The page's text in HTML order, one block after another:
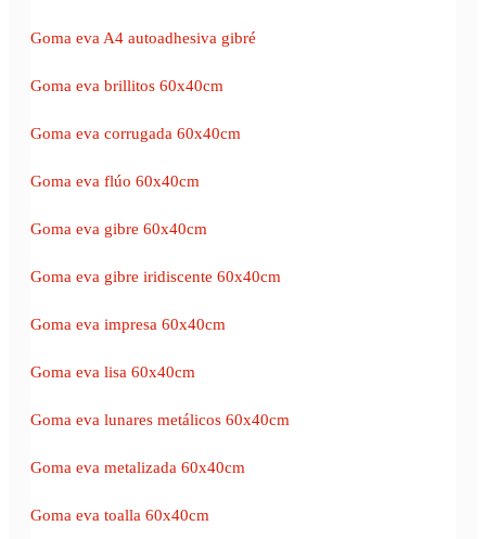
Goma eva A4 autoadhesiva gibré
Goma eva brillitos 60x40cm
Goma eva corrugada 60x40cm
Goma eva flúo 60x40cm
Goma eva gibre 60x40cm
Goma eva gibre iridiscente 60x40cm
Goma eva impresa 60x40cm
Goma eva lisa 60x40cm
Goma eva lunares metálicos 60x40cm
Goma eva metalizada 60x40cm
Goma eva toalla 60x40cm